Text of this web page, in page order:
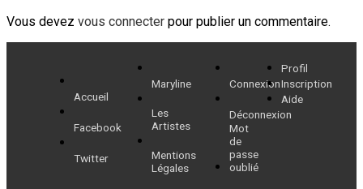
Vous devez vous connecter pour publier un commentaire.
Accueil
Facebook
Twitter
Maryline
Les
Artistes
Mentions
Légales
Connexion
Déconnexion
Mot
de
passe
oublié
Profil
Inscription
Aide